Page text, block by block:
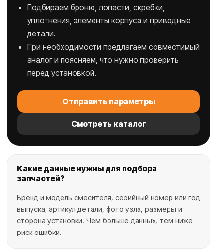
Подбираем броню, лопасти, скребки,
уплотнения, элементы корпуса и приводные
детали.
При необходимости предлагаем совместимый
аналог и поясняем, что нужно проверить
перед установкой.
Отправить параметры
Смотреть каталог
Какие данные нужны для подбора
запчастей?
Бренд и модель смесителя, серийный номер или год
выпуска, артикул детали, фото узла, размеры и
сторона установки. Чем больше данных, тем ниже
риск ошибки.